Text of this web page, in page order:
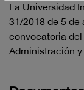
La Universidad
31/2018 de 5 de
convocatoria del
Administración y